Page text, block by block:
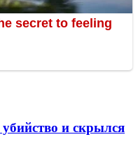
и скрылся